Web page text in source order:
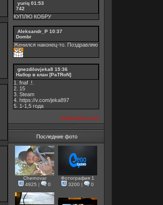
yuriq 01:53
742
КУПЛЮ КОБРУ
Aleksandr_P 10:37
Dombr
Женился наконец-то. Поздравляю
gnezdilovjeka8 15:36
Набор в клан [PaTRoN]
1. fnaf .!.
2. 15
3. Steam
4. https://v.com/jeka897
5. 1-1,5 годa
посмотреть все
Последние фото
Chernovar
4925
0
Фотография 1
3200
0